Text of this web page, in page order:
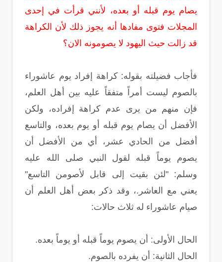
يصام يوم قبله أو بعده، لأنني قرأت في إحدى
المجلات فتوى مفادها أنه يجوز ذلك لأن الكراهة
قد زالت حيث اليهود لا يصومونه الان‏؟‏
فأجاب فضيلته بقوله‏:‏ كراهة إفراد يوم عاشوراء
بالصوم ليست أمراً متفقاً عليه بين أهل العلم،
فإن منهم من يرى عدم كراهة إفراده، ولكن
الأفضل أن يصام يوم قبله أو يوم بعده، والتاسع
أفضل من الحادي عشر، أي من الأفضل أن
يصوم يوماً قبله لقول النبي صلى الله عليه
وسلم‏:‏ ‏"‏لئن بقيت إلى قابل لأصومن التاسع‏"‏
يعني مع العاشر‏.‏، وقد ذكر بعض أهل العلم أن
صيام عاشوراء له ثلاث حالات‏:‏
الحال الأولى‏:‏ أن يصوم يوماً قبله أو يوماً بعده‏.‏
الحال الثانية‏:‏ أن يفرده بالصوم‏.‏